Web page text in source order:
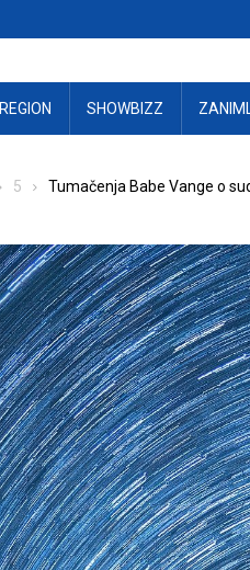
REGION SHOWBIZZ
5 Tumačenja Babe Vange o